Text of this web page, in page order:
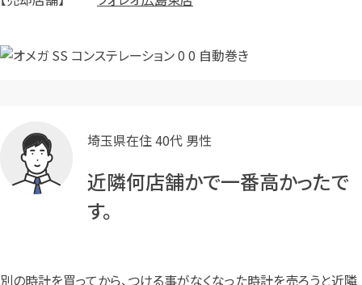
埼玉県在住 40代 男性
近隣何店舗かで一番高かったで
す。
別の時計を買ってから、つける事がなくなった時計を売ろうと近隣